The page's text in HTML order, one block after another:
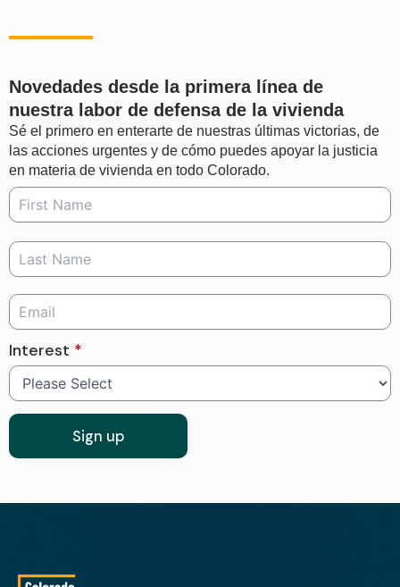
Novedades desde la primera línea de
nuestra labor de defensa de la vivienda
Sé el primero en enterarte de nuestras últimas victorias, de
las acciones urgentes y de cómo puedes apoyar la justicia
en materia de vivienda en todo Colorado.
Interest *